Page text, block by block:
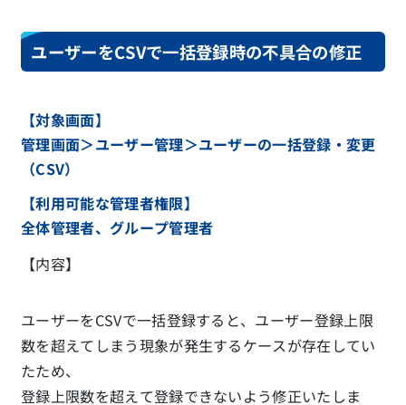
ユーザーをCSVで一括登録時の不具合の修正
【対象画面】
管理画面＞ユーザー管理＞ユーザーの一括登録・変更
（CSV）
【利用可能な管理者権限】
全体管理者、グループ管理者
【内容】
ユーザーをCSVで一括登録すると、ユーザー登録上限
数を超えてしまう現象が発生するケースが存在してい
たため、
登録上限数を超えて登録できないよう修正いたしま